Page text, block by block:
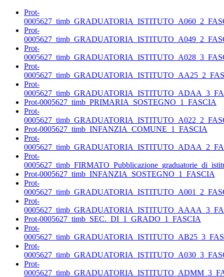
Prot-
Prot-
Prot-
Prot-
Prot-
Prot-0005627_timb_PRIMARIA_SOSTEGNO_1_FASCIA
Prot-
Prot-0005627_timb_INFANZIA_COMUNE_1_FASCIA
Prot-
Prot-
Prot-0005627_timb_INFANZIA_SOSTEGNO_1_FASCIA
Prot-
Prot-
Prot-0005627_timb_SEC._DI_1_GRADO_1_FASCIA
Prot-
Prot-
Prot-